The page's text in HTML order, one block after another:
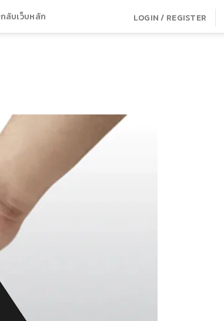
กลับเว็บหลัก LOGIN / REGISTER